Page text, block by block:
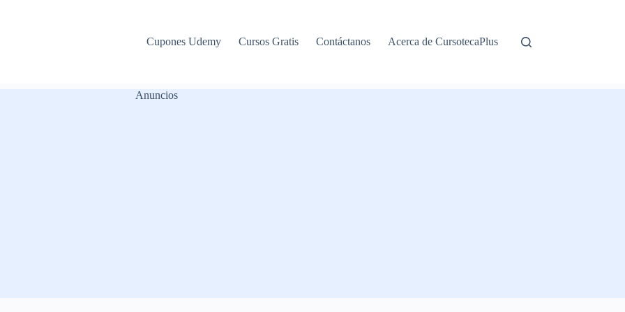
Cupones Udemy Cursos Gratis Contáctanos Acerca de CursotecaPlus
Anuncios